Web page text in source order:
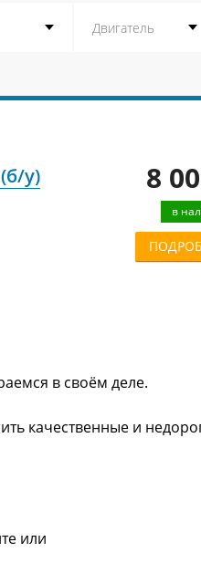
у) 8
в
в своём деле.
качественные и
или